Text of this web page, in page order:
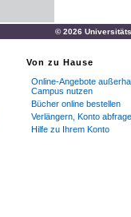
© 2026
Von zu Hause
Online-Angebote
Campus nutzen
Bücher online bestellen
Verlängern, Konto
Hilfe zu Ihrem Konto